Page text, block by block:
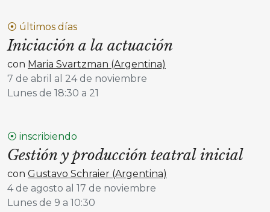
⦿ últimos días
Iniciación a la actuación
con Maria Svartzman (Argentina)
7 de abril al 24 de noviembre
Lunes de 18:30 a 21
⦿ inscribiendo
Gestión y producción teatral inicial
con Gustavo Schraier (Argentina)
4 de agosto al 17 de noviembre
Lunes de 9 a 10:30